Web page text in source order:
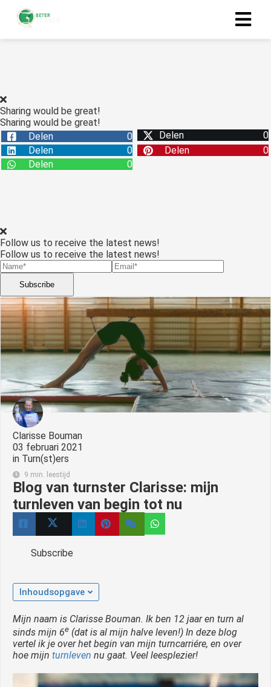
Sharing would be great!
Sharing would be great!
Delen
0 Delen
0
Delen
0 Delen
0
Delen
0
Follow us to receive the latest news!
Follow us to receive the latest news!
Subscribe
Clarisse Bouman
03 februari 2021
in Turn(st)ers
9 min. leestijd
Blog van turnster Clarisse: mijn
turnleven van begin tot nu
Subscribe
Inhoudsopgave
Mijn naam is Clarisse Bouman. Ik ben 12 jaar en turn al
sinds mijn 6e (dat is al mijn halve leven!) In deze blog
vertel ik je over het begin van mijn turncarriére, en over
hoe mijn turnleven nu gaat. Veel leesplezier!